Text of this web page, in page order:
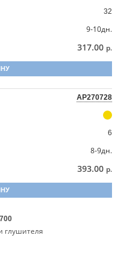
32
9-10дн.
317.00 р.
AP270728
6
8-9дн.
393.00 р.
глушителя